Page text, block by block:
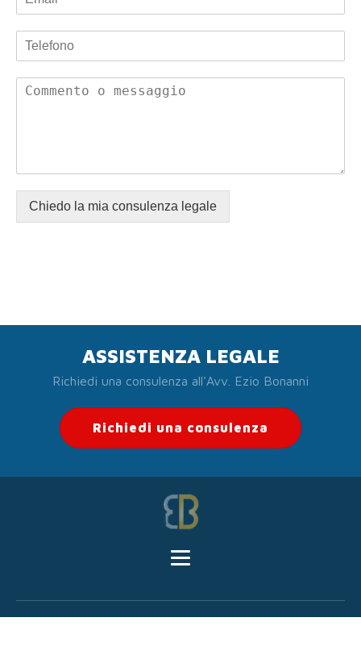
Chiedo la mia consulenza legale
ASSISTENZA LEGALE
Richiedi una consulenza all'Avv. Ezio Bonanni
Richiedi una consulenza